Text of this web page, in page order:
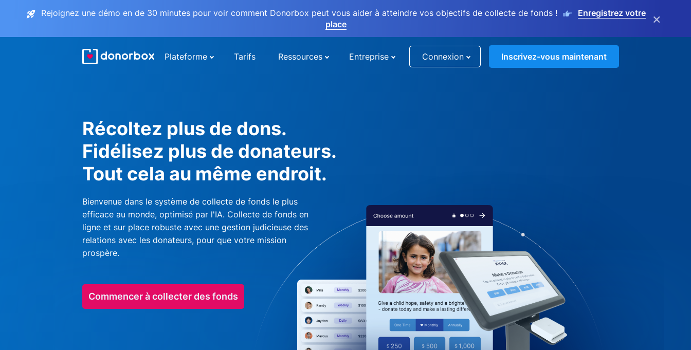
Rejoignez une démo en de 30 minutes pour voir comment Donorbox peut vous aider à atteindre vos objectifs de collecte de fonds !
Enregistrez votre
place
×
Plateforme Tarifs Ressources Entreprise Connexion Inscrivez-vous maintenant
Récoltez plus de dons.
Fidélisez plus de donateurs.
Tout cela au même endroit.
Bienvenue dans le système de collecte de fonds le plus
efficace au monde, optimisé par l'IA. Collecte de fonds en
ligne et sur place robuste avec une gestion judicieuse des
relations avec les donateurs, pour que votre mission
prospère.
Commencer à collecter des fonds